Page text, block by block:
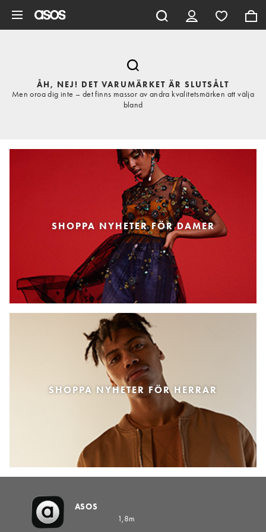
ÅH, NEJ! DET VARUMÄRKET ÄR SLUTSÅLT
Men oroa dig inte – det finns massor av andra kvalitetsmärken att välja
bland
SHOPPA NYHETER FÖR DAMER
SHOPPA NYHETER FÖR HERRAR
ASOS
1,8m